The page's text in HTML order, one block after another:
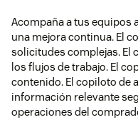
Acompaña a tus equipos
una mejora continua. El
solicitudes complejas. El
los flujos de trabajo. El
contenido. El copiloto de
información relevante
operaciones del